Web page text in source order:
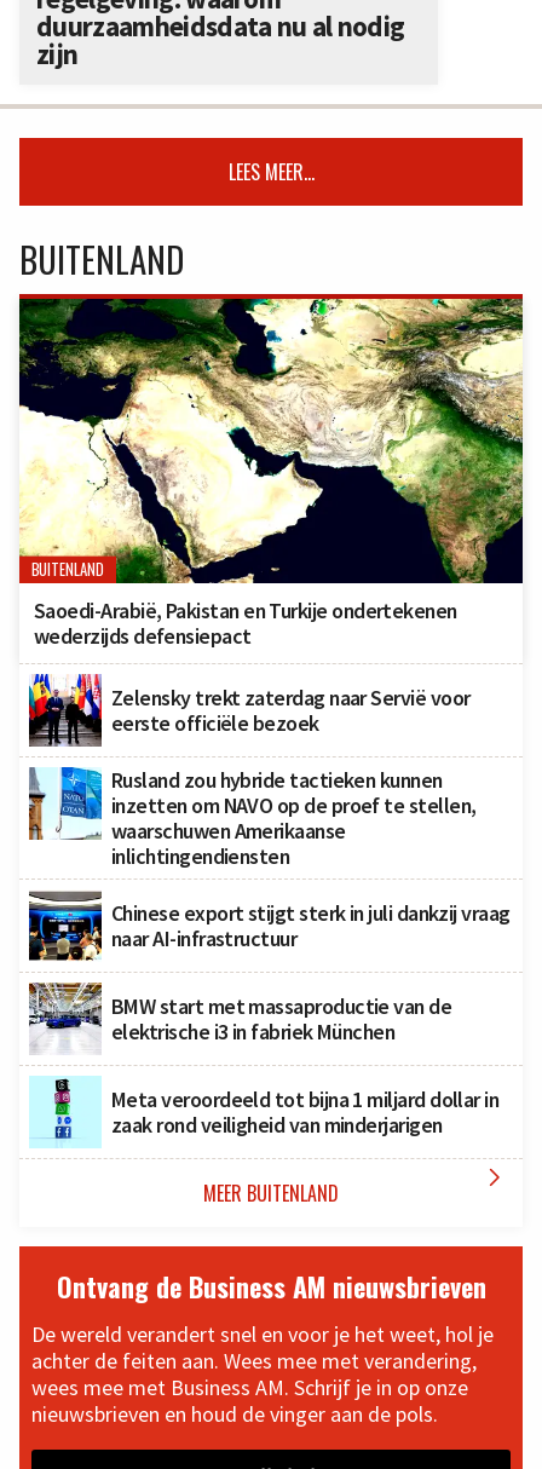
duurzaamheidsdata nu al nodig
zijn
LEES MEER...
BUITENLAND
BUITENLAND
Saoedi-Arabië, Pakistan en Turkije ondertekenen
wederzijds defensiepact
Zelensky trekt zaterdag naar Servië voor
eerste officiële bezoek
Rusland zou hybride tactieken kunnen
inzetten om NAVO op de proef te stellen,
waarschuwen Amerikaanse
inlichtingendiensten
Chinese export stijgt sterk in juli dankzij vraag
naar AI-infrastructuur
BMW start met massaproductie van de
elektrische i3 in fabriek München
Meta veroordeeld tot bijna 1 miljard dollar in
zaak rond veiligheid van minderjarigen
MEER BUITENLAND 
Ontvang de Business AM nieuwsbrieven
De wereld verandert snel en voor je het weet, hol je
achter de feiten aan. Wees mee met verandering,
wees mee met Business AM. Schrijf je in op onze
nieuwsbrieven en houd de vinger aan de pols.